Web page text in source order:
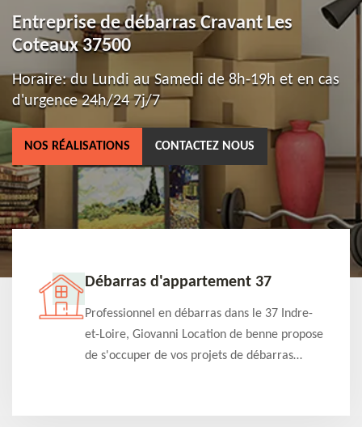
Entreprise de débarras Cravant Les
Coteaux 37500
Horaire: du Lundi au Samedi de 8h-19h et en cas
d'urgence 24h/24 7j/7
NOS RÉALISATIONS CONTACTEZ NOUS
Débarras d'appartement 37
Professionnel en débarras dans le 37 Indre-
et-Loire, Giovanni Location de benne propose
de s'occuper de vos projets de débarras